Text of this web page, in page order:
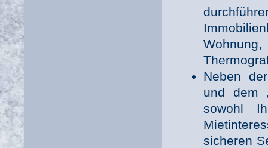
Neben
und dem
sowohl
sicheren